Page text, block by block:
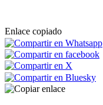
Enlace copiado